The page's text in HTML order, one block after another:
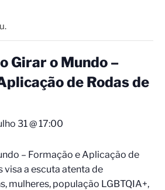
Girar o Mundo –
de Rodas de
31 @ 17:00
– Formação e Aplicação de
visa a escuta atenta de
mulheres, população LGBTQIA+,